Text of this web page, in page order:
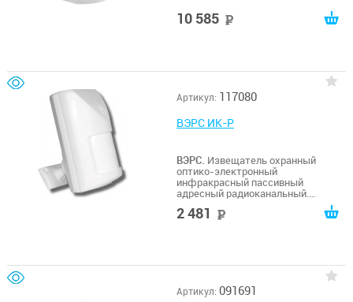
10 585
Артикул: 117080
ВЭРС ИК-Р
ВЭРС. Извещатель охранный
оптико-электронный
инфракрасный пассивный
адресный радиоканальный.
м. Основная и резервная батареи,
2 481
Артикул: 091691